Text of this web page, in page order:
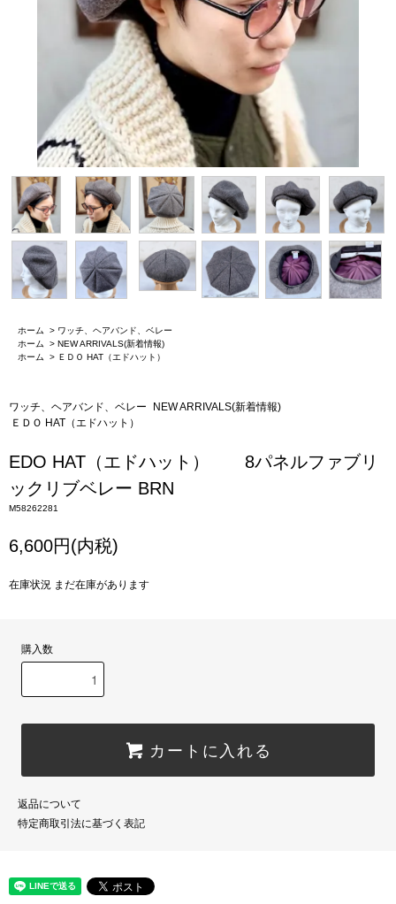
ホーム > ワッチ、ヘアバンド、ベレー
ホーム
> NEW ARRIVALS(新着情報)
ホーム
> ＥＤＯ HAT（エドハット）
ワッチ、ヘアバンド、ベレー
NEW ARRIVALS(新着情報)
ＥＤＯ HAT（エドハット）
EDO HAT（エドハット） 8パネルファブリ
ックリブベレー BRN
M58262281
6,600円(内税)
在庫状況 まだ在庫があります
購入数
カートに入れる
返品について
特定商取引法に基づく表記